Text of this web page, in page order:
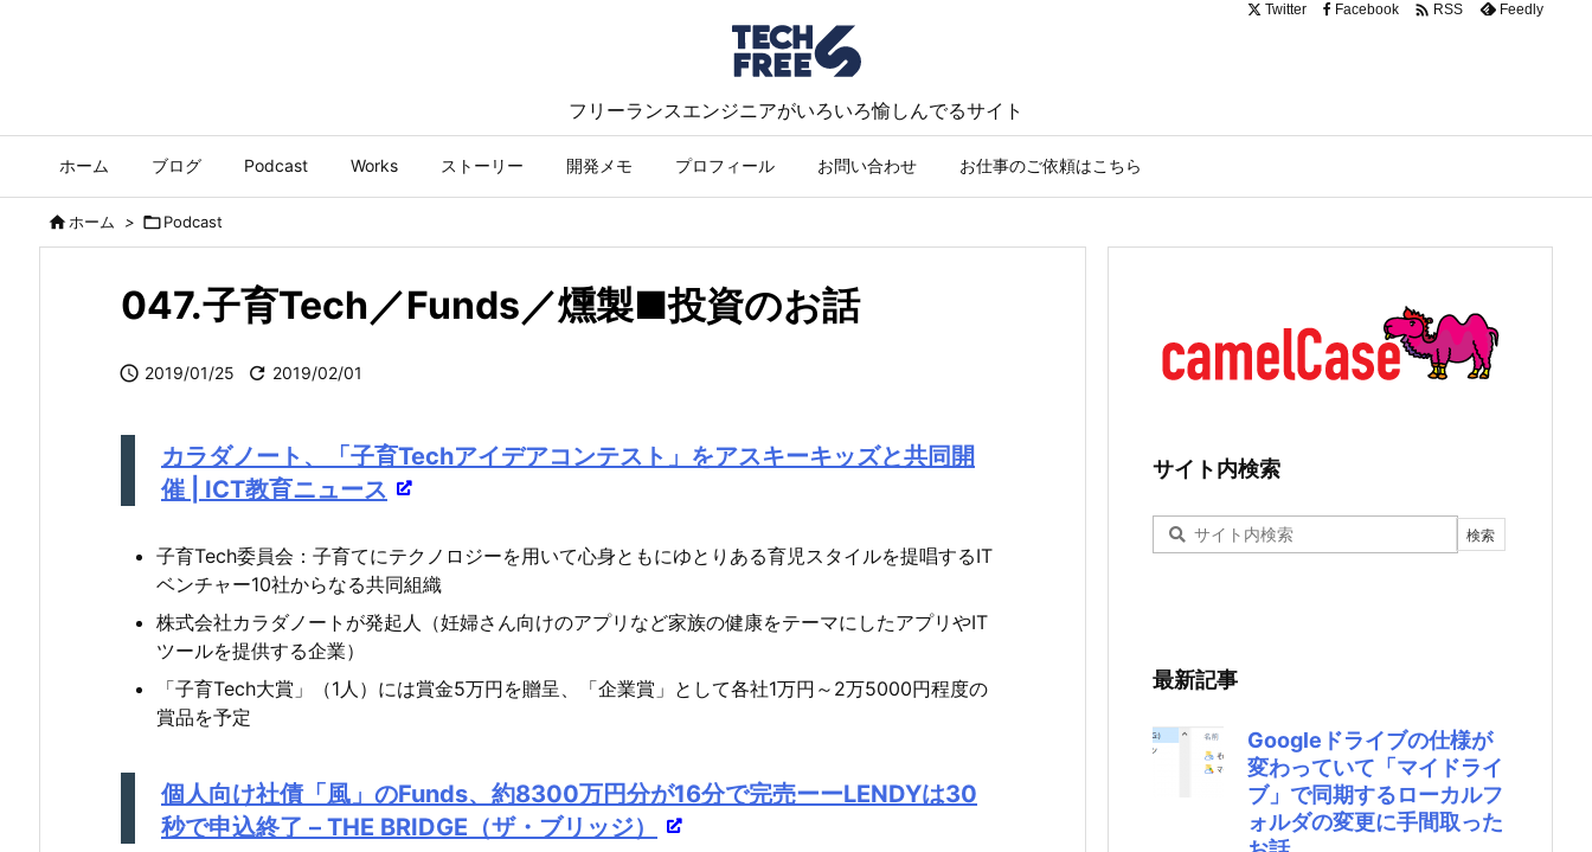
フリーランスエンジニアがいろいろ愉しんでるサイト
ホーム ブログ Podcast Works ストーリー 開発メモ プロフィール お問い合わせ お仕事のご依頼はこちら
Twitter Facebook  RSS Feedly
ホーム > Podcast
047.子育Tech／Funds／燻製■投資のお話
 2019/01/25  2019/02/01
カラダノート、「子育Techアイデアコンテスト」をアスキーキッズと共同開
催 | ICT教育ニュース
子育Tech委員会：子育てにテクノロジーを用いて心身ともにゆとりある育児スタイルを提唱するIT
ベンチャー10社からなる共同組織
株式会社カラダノートが発起人（妊婦さん向けのアプリなど家族の健康をテーマにしたアプリやIT
ツールを提供する企業）
「子育Tech大賞」（1人）には賞金5万円を贈呈、「企業賞」として各社1万円～2万5000円程度の
賞品を予定
個人向け社債「風」のFunds、約8300万円分が16分で完売ーーLENDYは30
秒で申込終了 – THE BRIDGE（ザ・ブリッジ）
サイト内検索
最新記事
Googleドライブの仕様が
変わっていて「マイドライ
ブ」で同期するローカルフ
ォルダの変更に手間取った